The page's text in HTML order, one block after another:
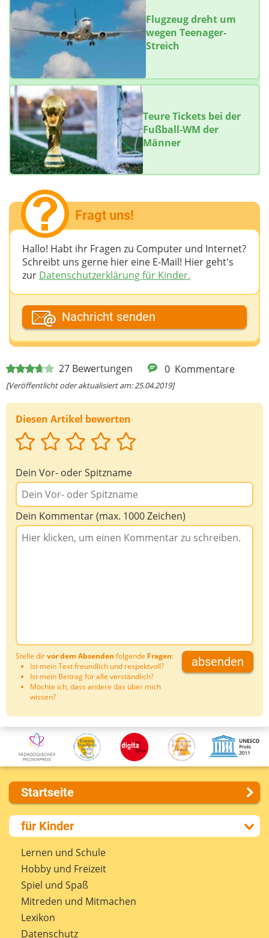
27 Bewertungen 0 Kommentare
[Veröffentlicht oder aktualisiert am: 25.04.2019]
Diesen Artikel bewerten
Dein Vor- oder Spitzname
Dein Kommentar (max. 1000 Zeichen)
Stelle dirvor dem Absenden folgende Fragen:
Ist mein Text freundlich und respektvoll?
Ist mein Beitrag für alle verständlich?
Möchte ich, dass andere das über mich
wissen?
absenden
Flugzeug dreht um
wegen Teenager-
Streich
Teure Tickets bei der
Fußball-WM der
Männer
Fragt uns!
Hallo! Habt ihr Fragen zu Computer und Internet?
Schreibt uns gerne hier eine E-Mail! Hier geht's
zur Datenschutzerklärung für Kinder.
Dein Fantasiename
Deine E-Mail-Adresse (wenn du eine Antwort
möchtest)
Deine Nachricht
Nachricht senden
Startseite
Über uns
Presse
Kontakt
Impressum
Internet-ABC Sitemap
Barrierefreiheit
Länderprojekte
für Kinder
Lernen und Schule
Hobby und Freizeit
Spiel und Spaß
Mitreden und Mitmachen
Lexikon
Datenschutz